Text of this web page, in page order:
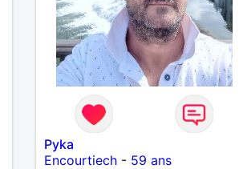
Pyka
Encourtiech - 59 ans